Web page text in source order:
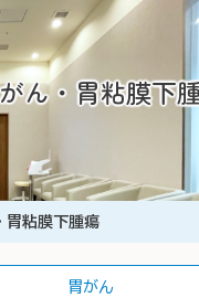
ん・胃粘膜下
胃粘膜下腫瘍
胃がん